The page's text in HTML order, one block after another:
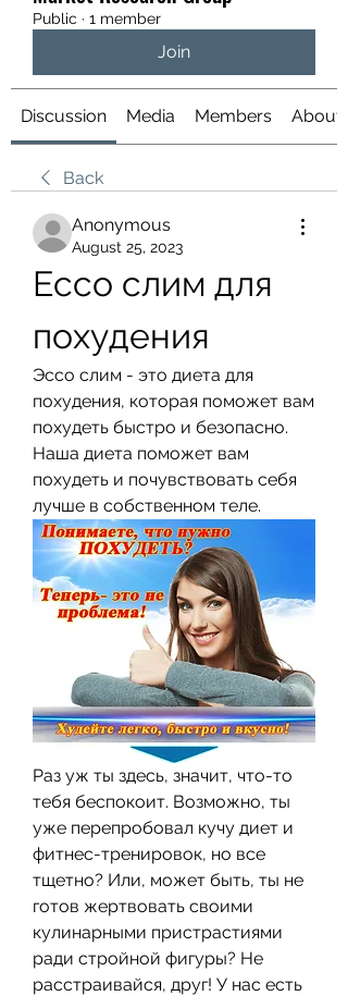
Public · 1 member
Join
Discussion Media Members About
Back
Anonymous
August 25, 2023
Ессо слим для
похудения
Эссо слим - это диета для
похудения, которая поможет вам
похудеть быстро и безопасно.
Наша диета поможет вам
похудеть и почувствовать себя
лучше в собственном теле.
Раз уж ты здесь, значит, что-то
тебя беспокоит. Возможно, ты
уже перепробовал кучу диет и
фитнес-тренировок, но все
тщетно? Или, может быть, ты не
готов жертвовать своими
кулинарными пристрастиями
ради стройной фигуры? Не
расстраивайся, друг! У нас есть